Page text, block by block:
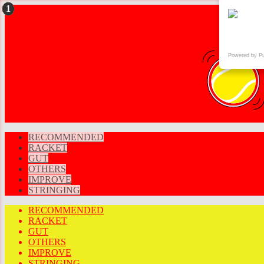
RECOMMENDED
RACKET
GUT
OTHERS
IMPROVE
STRINGING
RECOMMENDED
RACKET
GUT
OTHERS
IMPROVE
Powered by